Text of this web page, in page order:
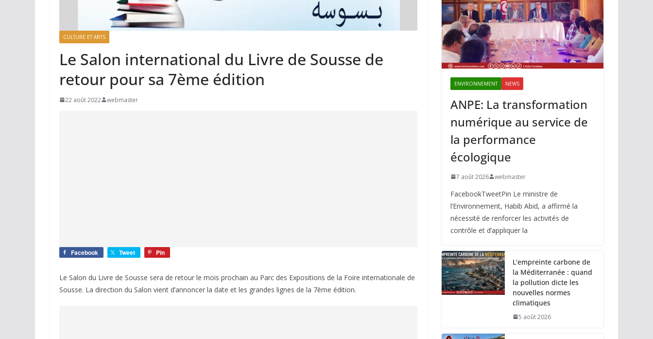
CULTURE ET ARTS
Le Salon international du Livre de Sousse de
retour pour sa 7ème édition
22 août 2022 webmaster
Facebook Tweet Pin
Le Salon du Livre de Sousse sera de retour le mois prochain au Parc des Expositions de la Foire internationale de
Sousse. La direction du Salon vient d’annoncer la date et les grandes lignes de la 7ème édition.
ENVIRONNEMENT NEWS
ANPE: La transformation
numérique au service de
la performance
écologique
7 août 2026 webmaster
FacebookTweetPin Le ministre de
l’Environnement, Habib Abid, a affirmé la
nécessité de renforcer les activités de
contrôle et d’appliquer la
L’empreinte carbone de
la Méditerranée : quand
la pollution dicte les
nouvelles normes
climatiques
5 août 2026